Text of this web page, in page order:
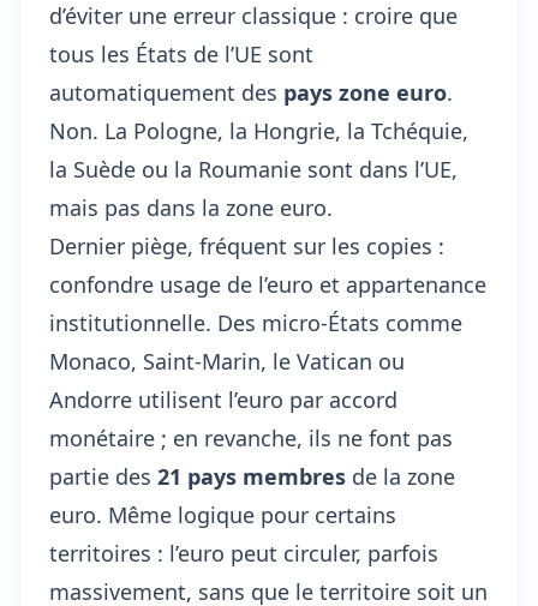
d’éviter une erreur classique : croire que
tous les États de l’UE sont
automatiquement des pays zone euro.
Non. La Pologne, la Hongrie, la Tchéquie,
la Suède ou la Roumanie sont dans l’UE,
mais pas dans la zone euro.
Dernier piège, fréquent sur les copies :
confondre usage de l’euro et appartenance
institutionnelle. Des micro-États comme
Monaco, Saint-Marin, le Vatican ou
Andorre utilisent l’euro par accord
monétaire ; en revanche, ils ne font pas
partie des 21 pays membres de la zone
euro. Même logique pour certains
territoires : l’euro peut circuler, parfois
massivement, sans que le territoire soit un